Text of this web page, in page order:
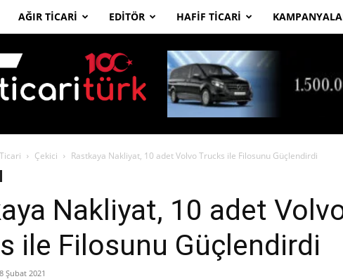
AĞIR TICARI EDITÖR HAFIF TICARI
Çekici Rastkaya Nakliyat, 10 adet Volvo Trucks ile Filosunu Güçlendirdi
Nakliyat, 10 adet
ile Filosunu Güçlendirdi
Şubat 2021